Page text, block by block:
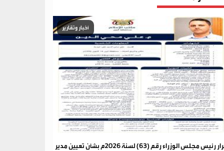
أخبار وتقارير
قرار رئيس مجلس الوزراء رقم (63) لسنة 2026م بشأن تعيين مدير